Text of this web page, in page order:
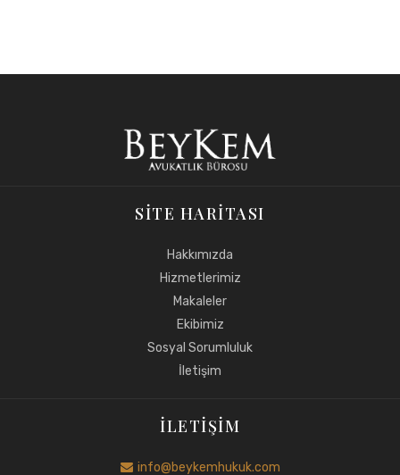
SITE HARITASI
Hakkımızda
Hizmetlerimiz
Makaleler
Ekibimiz
Sosyal Sorumluluk
İletişim
İLETIŞIM
info@beykemhukuk.com